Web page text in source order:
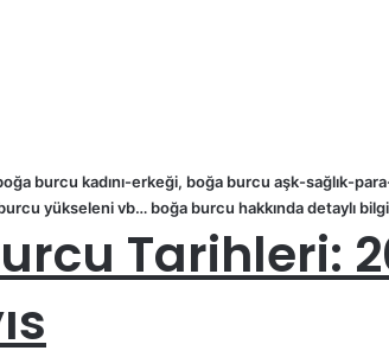
burcu kadını-erkeği, boğa burcu aşk-sağlık-
yükseleni vb… boğa burcu hakkında detaylı
Tarihleri: